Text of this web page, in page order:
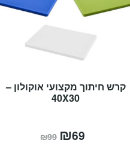
קרש חיתוך מקצועי אוקולון –
40X30
₪99 המחיר
המקורי
₪69